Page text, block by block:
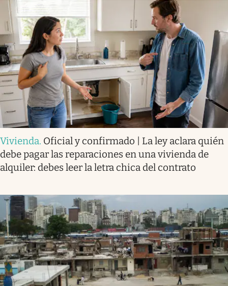
Vivienda. Oficial y confirmado | La ley aclara quién
debe pagar las reparaciones en una vivienda de
alquiler: debes leer la letra chica del contrato